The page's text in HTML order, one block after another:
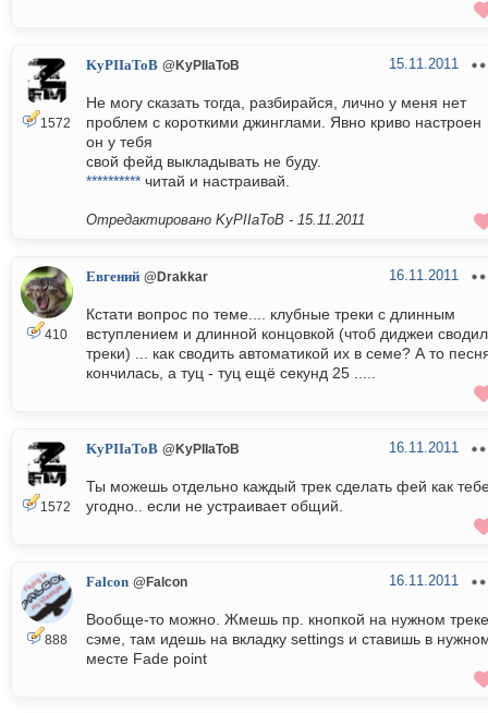
1572
KyPIIaToB @KyPIIaToB 15.11.2011
Не могу сказать тогда, разбирайся, лично у меня нет
проблем с короткими джинглами. Явно криво настроен
он у тебя
свой фейд выкладывать не буду.
********** читай и настраивай.
Отредактировано KyPIIaToB - 15.11.2011
410
Евгений @Drakkar 16.11.2011
Кстати вопрос по теме.... клубные треки с длинным
вступлением и длинной концовкой (чтоб диджеи
треки) ... как сводить автоматикой их в семе? А то
кончилась, а туц - туц ещё секунд 25 .....
1572
KyPIIaToB @KyPIIaToB 16.11.2011
Ты можешь отдельно каждый трек сделать фей как
угодно.. если не устраивает общий.
888
Falcon @Falcon 16.11.2011
Вообще-то можно. Жмешь пр. кнопкой на нужном
сэме, там идешь на вкладку settings и ставишь в
месте Fade point